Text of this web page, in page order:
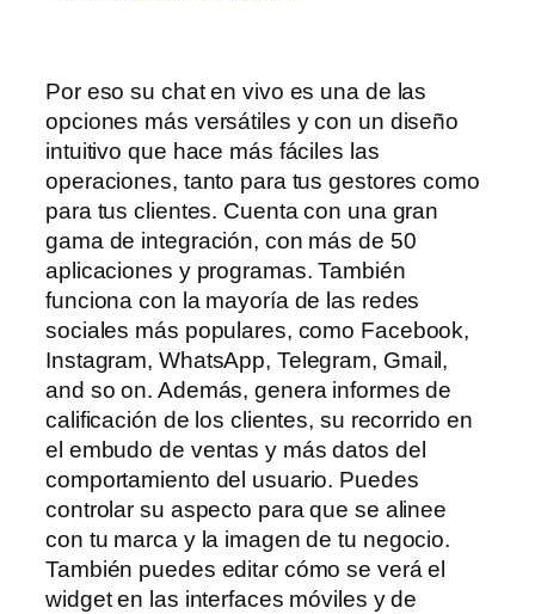
Por eso su chat en vivo es una de las
opciones más versátiles y con un diseño
intuitivo que hace más fáciles las
operaciones, tanto para tus gestores como
para tus clientes. Cuenta con una gran
gama de integración, con más de 50
aplicaciones y programas. También
funciona con la mayoría de las redes
sociales más populares, como Facebook,
Instagram, WhatsApp, Telegram, Gmail,
and so on. Además, genera informes de
calificación de los clientes, su recorrido en
el embudo de ventas y más datos del
comportamiento del usuario. Puedes
controlar su aspecto para que se alinee
con tu marca y la imagen de tu negocio.
También puedes editar cómo se verá el
widget en las interfaces móviles y de